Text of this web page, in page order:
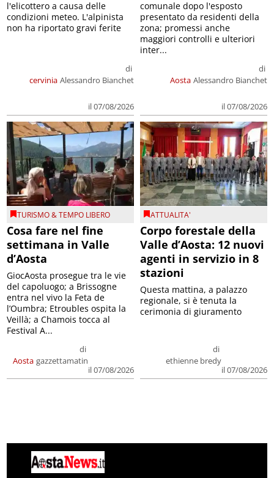
cervinia
di
Alessandro Bianchet
il 07/08/2026
l'elicottero a causa delle
condizioni meteo. L'alpinista
non ha riportato gravi ferite
Aosta
di
Alessandro Bianchet
il 07/08/2026
comunale dopo l'esposto
presentato da residenti della
zona; promessi anche
maggiori controlli e ulteriori
inter...
TURISMO & TEMPO LIBERO
Cosa fare nel fine
settimana in Valle
d’Aosta
Aosta
di
gazzettamatin
il 07/08/2026
GiocAosta prosegue tra le vie
del capoluogo; a Brissogne
entra nel vivo la Feta de
l’Oumbra; Etroubles ospita la
Veillà; a Chamois tocca al
Festival A...
ATTUALITA'
Corpo forestale della
Valle d’Aosta: 12 nuovi
agenti in servizio in 8
stazioni
di
ethienne bredy
il 07/08/2026
Questa mattina, a palazzo
regionale, si è tenuta la
cerimonia di giuramento